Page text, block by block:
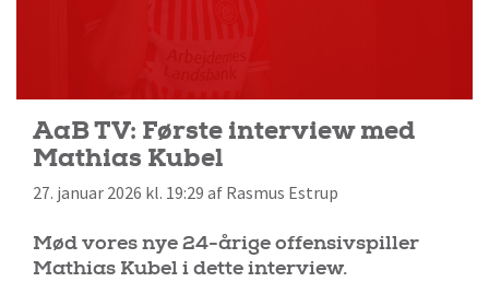
AaB TV: Første interview med
Mathias Kubel
27. januar 2026 kl. 19:29 af Rasmus Estrup
Mød vores nye 24-årige offensivspiller
Mathias Kubel i dette interview.